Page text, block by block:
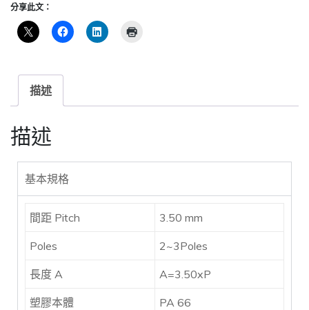
分享此文：
描述
描述
基本規格
間距 Pitch 3.50 mm
Poles 2~3Poles
長度 A A=3.50xP
塑膠本體 PA 66